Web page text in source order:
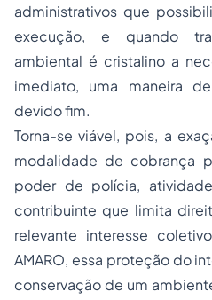
administrativos que
execução, e quando
ambiental é cristalino a
imediato, uma maneira
devido fim.
Torna-se viável, pois, a
modalidade de cobrança
poder de polícia,
contribuinte que limita
relevante interesse
AMARO, essa proteção do
conservação de um